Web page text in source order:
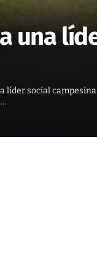
una
líder social